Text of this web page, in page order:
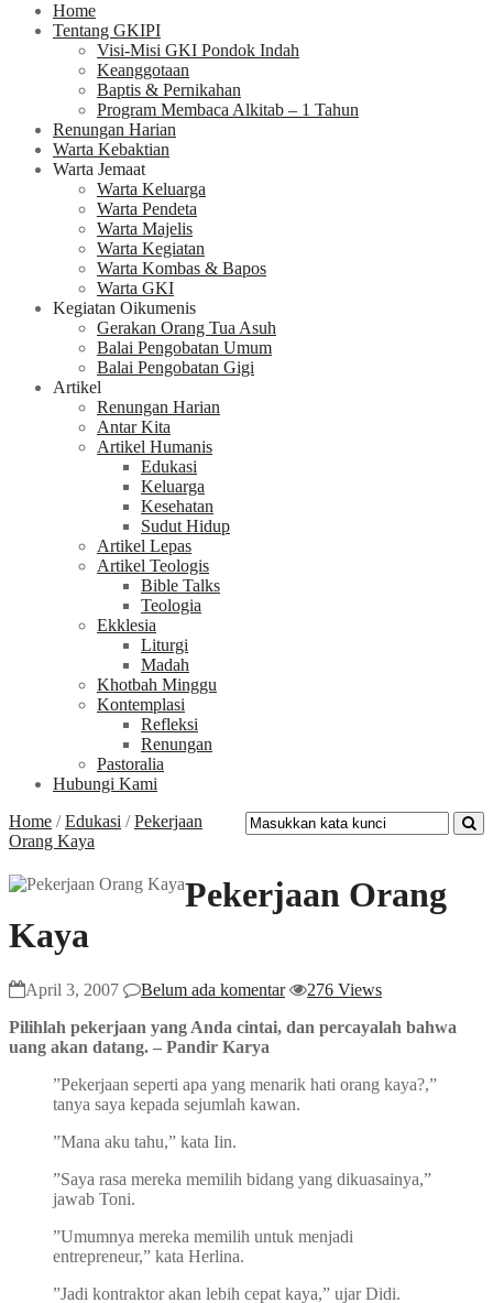
Home
Tentang GKIPI
Visi-Misi GKI Pondok Indah
Keanggotaan
Baptis & Pernikahan
Program Membaca Alkitab – 1 Tahun
Renungan Harian
Warta Kebaktian
Warta Jemaat
Warta Keluarga
Warta Pendeta
Warta Majelis
Warta Kegiatan
Warta Kombas & Bapos
Warta GKI
Kegiatan Oikumenis
Gerakan Orang Tua Asuh
Balai Pengobatan Umum
Balai Pengobatan Gigi
Artikel
Renungan Harian
Antar Kita
Artikel Humanis
Edukasi
Keluarga
Kesehatan
Sudut Hidup
Artikel Lepas
Artikel Teologis
Bible Talks
Teologia
Ekklesia
Liturgi
Madah
Khotbah Minggu
Kontemplasi
Refleksi
Renungan
Pastoralia
Hubungi Kami
Home /Edukasi /Pekerjaan
Orang Kaya
Pekerjaan Orang
Kaya
April 3, 2007 Belum ada komentar
276 Views
Pilihlah pekerjaan yang Anda cintai, dan percayalah bahwa
uang akan datang. – Pandir Karya
”Pekerjaan seperti apa yang menarik hati orang kaya?,”
tanya saya kepada sejumlah kawan.
”Mana aku tahu,” kata Iin.
”Saya rasa mereka memilih bidang yang dikuasainya,”
jawab Toni.
”Umumnya mereka memilih untuk menjadi
entrepreneur,” kata Herlina.
”Jadi kontraktor akan lebih cepat kaya,” ujar Didi.